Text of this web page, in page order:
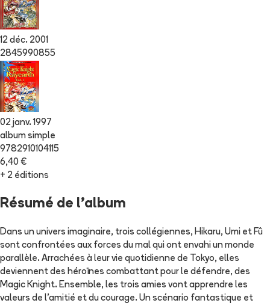
12 déc. 2001
2845990855
02 janv. 1997
album simple
9782910104115
6,40 €
+ 2 éditions
Résumé de l'album
Dans un univers imaginaire, trois collégiennes, Hikaru, Umi et Fû
sont confrontées aux forces du mal qui ont envahi un monde
parallèle. Arrachées à leur vie quotidienne de Tokyo, elles
deviennent des héroïnes combattant pour le défendre, des
Magic Knight. Ensemble, les trois amies vont apprendre les
valeurs de l'amitié et du courage. Un scénario fantastique et